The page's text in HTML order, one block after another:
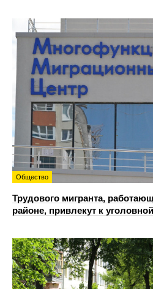
Общество
Трудового мигранта,
районе, привлекут к